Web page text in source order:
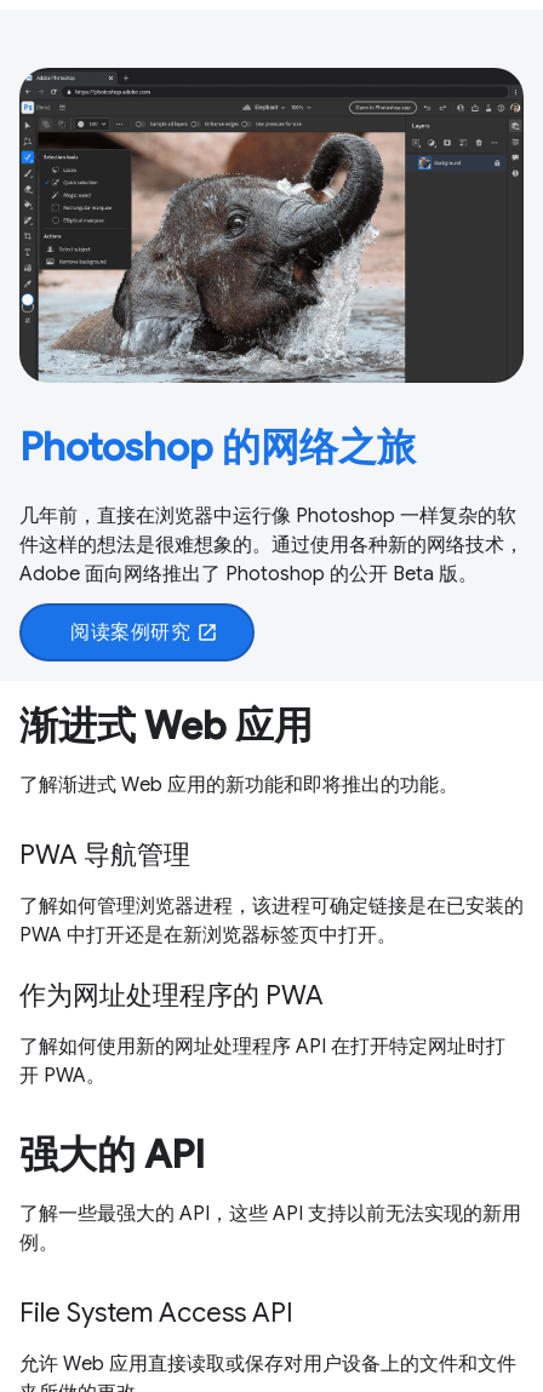
Photoshop 的网络之旅
几年前，直接在浏览器中运行像 Photoshop 一样复杂的软
件这样的想法是很难想象的。通过使用各种新的网络技术，
Adobe 面向网络推出了 Photoshop 的公开 Beta 版。
阅读案例研究 open_in_new
渐进式 Web 应用
了解渐进式 Web 应用的新功能和即将推出的功能。
PWA 导航管理
了解如何管理浏览器进程，该进程可确定链接是在已安装的
PWA 中打开还是在新浏览器标签页中打开。
作为网址处理程序的 PWA
了解如何使用新的网址处理程序 API 在打开特定网址时打
开 PWA。
强大的 API
了解一些最强大的 API，这些 API 支持以前无法实现的新用
例。
File System Access API
允许 Web 应用直接读取或保存对用户设备上的文件和文件